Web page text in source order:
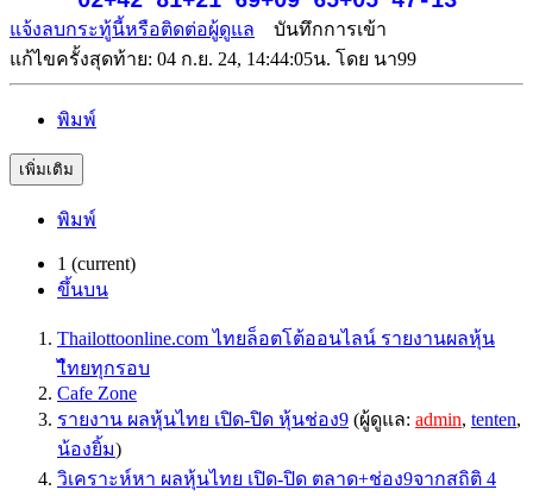
แจ้งลบกระทู้นี้หรือติดต่อผู้ดูแล
บันทึกการเข้า
แก้ไขครั้งสุดท้าย: 04 ก.ย. 24, 14:44:05น. โดย นา99
พิมพ์
เพิ่มเติม
พิมพ์
1 (current)
ขึ้นบน
Thailottoonline.com ไทยล็อตโต้ออนไลน์ รายงานผลหุ้น
ไืทยทุกรอบ
Cafe Zone
รายงาน ผลหุ้นไทย เปิด-ปิด หุ้นช่อง9 (ผู้ดูแล: admin, tenten,
น้องยิ้ม)
วิเคราะห์หา ผลหุ้นไทย เปิด-ปิด ตลาด+ช่อง9จากสถิติ 4